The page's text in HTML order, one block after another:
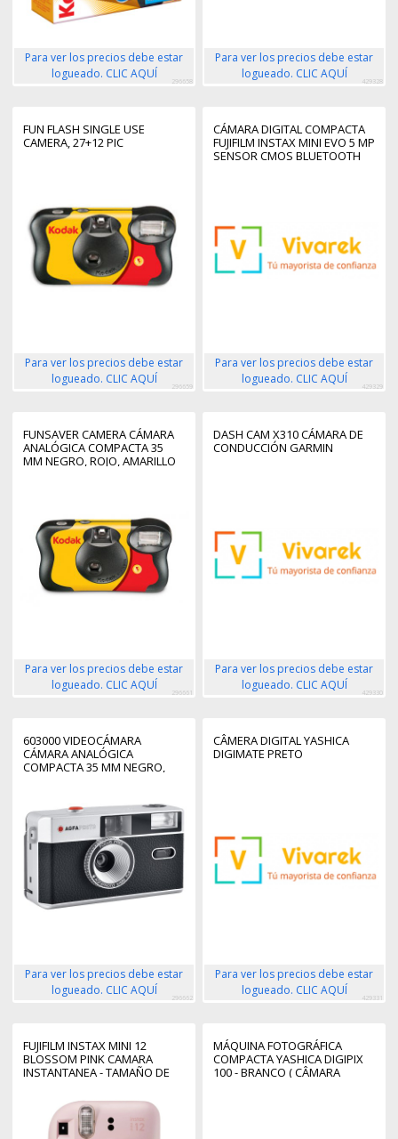
Para ver los precios debe estar
logueado. CLIC AQUÍ
296658
Para ver los precios debe estar
logueado. CLIC AQUÍ
429328
FUN FLASH SINGLE USE
CAMERA, 27+12 PIC
Para ver los precios debe estar
logueado. CLIC AQUÍ
296659
CÁMARA DIGITAL COMPACTA
FUJIFILM INSTAX MINI EVO 5 MP
SENSOR CMOS BLUETOOTH
Para ver los precios debe estar
logueado. CLIC AQUÍ
429329
FUNSAVER CAMERA CÁMARA
ANALÓGICA COMPACTA 35
MM NEGRO, ROJO, AMARILLO
Para ver los precios debe estar
logueado. CLIC AQUÍ
296661
DASH CAM X310 CÁMARA DE
CONDUCCIÓN GARMIN
Para ver los precios debe estar
logueado. CLIC AQUÍ
429330
603000 VIDEOCÁMARA
CÁMARA ANALÓGICA
COMPACTA 35 MM NEGRO,
Para ver los precios debe estar
logueado. CLIC AQUÍ
296662
CÂMERA DIGITAL YASHICA
DIGIMATE PRETO
Para ver los precios debe estar
logueado. CLIC AQUÍ
429331
FUJIFILM INSTAX MINI 12
BLOSSOM PINK CAMARA
INSTANTANEA - TAMAÑO DE
AUTO - EXPOSICION
AUTOMATICA - MINI ESPEJO
PARA SELFIES - MODO PRIMER
MÁQUINA FOTOGRÁFICA
COMPACTA YASHICA DIGIPIX
100 - BRANCO ( CÂMARA